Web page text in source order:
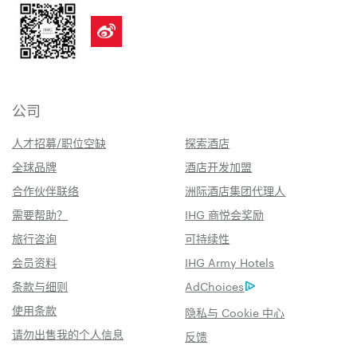
公司
人才招募/职位空缺
探索酒店
全球品牌
酒店开发加盟
合作伙伴联络
洲际酒店集团代理人
需要帮助？
IHG 商悦会奖励
旅行咨询
可持续性
会员资料
IHG Army Hotels
条款与细则
AdChoices
使用条款
隐私与 Cookie 中心
请勿出售我的个人信息
反馈